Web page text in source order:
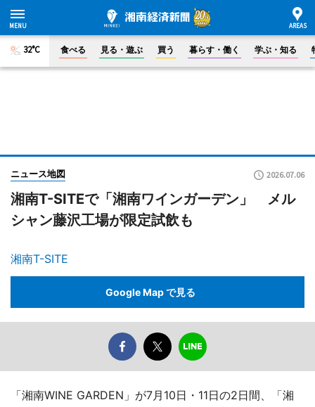
32°C 食べる 見る・遊ぶ 買う 暮らす・働く 学ぶ・知る
ニュース地図 2026.07.06
湘南T-SITEで「湘南ワインガーデン」 メル
シャン藤沢工場が限定試飲も
湘南T-SITE
Google Map で見る
「湘南WINE GARDEN」が7月10日・11日の2日間、「湘